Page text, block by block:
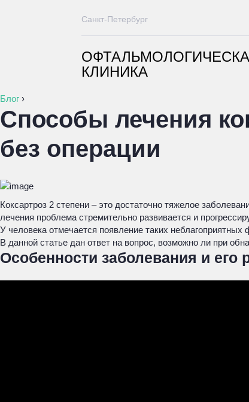
КЛИНИКА
Санкт-Петербург
Блог ›
Способы лечения
без операции
Коксартроз 2 степени – это достаточно тяжелое
лечения проблема стремительно развивается и
У человека отмечается появление таких
В данной статье дан ответ на вопрос, возможно ли при
Особенности заболевания и его